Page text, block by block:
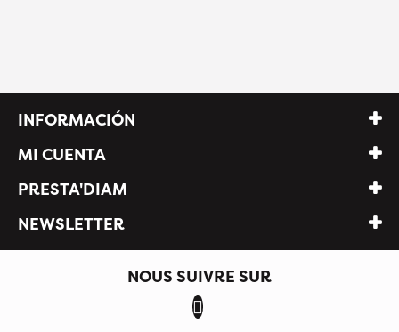
INFORMACIÓN
MI CUENTA
PRESTA'DIAM
NEWSLETTER
NOUS SUIVRE SUR